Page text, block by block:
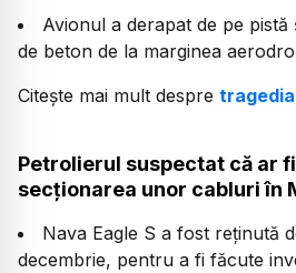
Avionul a derapat de pe
de beton de la marginea
Citește mai mult despre
Petrolierul suspectat că ar
secționarea unor cabluri în
Nava Eagle S a fost reținută
decembrie, pentru a fi făcute